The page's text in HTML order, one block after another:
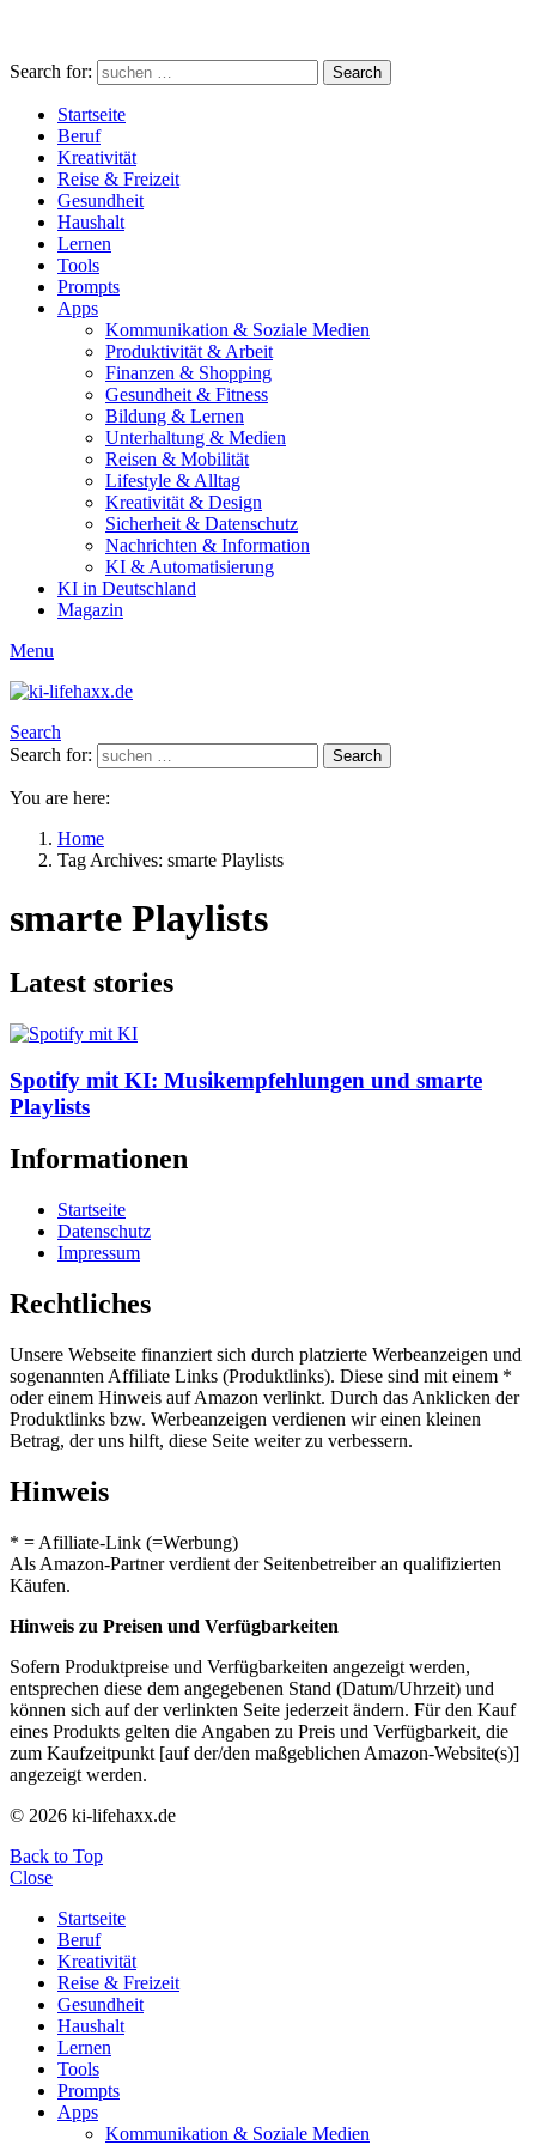
Search for: Search
Startseite
Beruf
Kreativität
Reise & Freizeit
Gesundheit
Haushalt
Lernen
Tools
Prompts
Apps
Kommunikation & Soziale Medien
Produktivität & Arbeit
Finanzen & Shopping
Gesundheit & Fitness
Bildung & Lernen
Unterhaltung & Medien
Reisen & Mobilität
Lifestyle & Alltag
Kreativität & Design
Sicherheit & Datenschutz
Nachrichten & Information
KI & Automatisierung
KI in Deutschland
Magazin
Menu
Search
Search for:
Search
You are here:
Home
Tag Archives: smarte Playlists
smarte Playlists
Latest stories
Spotify mit KI: Musikempfehlungen und smarte
Playlists
Informationen
Startseite
Datenschutz
Impressum
Rechtliches
Unsere Webseite finanziert sich durch platzierte Werbeanzeigen und
sogenannten Affiliate Links (Produktlinks). Diese sind mit einem *
oder einem Hinweis auf Amazon verlinkt. Durch das Anklicken der
Produktlinks bzw. Werbeanzeigen verdienen wir einen kleinen
Betrag, der uns hilft, diese Seite weiter zu verbessern.
Hinweis
* = Afilliate-Link (=Werbung)
Als Amazon-Partner verdient der Seitenbetreiber an qualifizierten
Käufen.
Hinweis zu Preisen und Verfügbarkeiten
Sofern Produktpreise und Verfügbarkeiten angezeigt werden,
entsprechen diese dem angegebenen Stand (Datum/Uhrzeit) und
können sich auf der verlinkten Seite jederzeit ändern. Für den Kauf
eines Produkts gelten die Angaben zu Preis und Verfügbarkeit, die
zum Kaufzeitpunkt [auf der/den maßgeblichen Amazon-Website(s)]
angezeigt werden.
© 2026 ki-lifehaxx.de
Back to Top
Close
Startseite
Beruf
Kreativität
Reise & Freizeit
Gesundheit
Haushalt
Lernen
Tools
Prompts
Apps
Kommunikation & Soziale Medien